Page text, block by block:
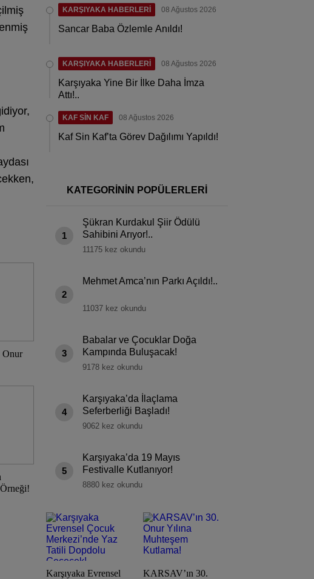
KARŞIYAKA HABERLERİ 08 Ağustos 2026
Sancar Baba Özlemle Anıldı!
KARŞIYAKA HABERLERİ 08 Ağustos 2026
Karşıyaka Yine Bir İlke Daha İmza
Attı!..
KAF SİN KAF 08 Ağustos 2026
Kaf Sin Kaf’ta Görev Dağılımı Yapıldı!
KATEGORİNİN POPÜLERLERİ
1
Şükran Kurdakul Şiir Ödülü
Sahibini Arıyor!..
11175 kez okundu
2
Mehmet Amca’nın Parkı Açıldı!..
11037 kez okundu
3
Babalar ve Çocuklar Doğa
Kampında Buluşacak!
9178 kez okundu
4
Karşıyaka’da İlaçlama
Seferberliği Başladı!
9062 kez okundu
5
Karşıyaka’da 19 Mayıs
Festivalle Kutlanıyor!
8880 kez okundu
Karşıyaka Evrensel
KARSAV’ın 30.